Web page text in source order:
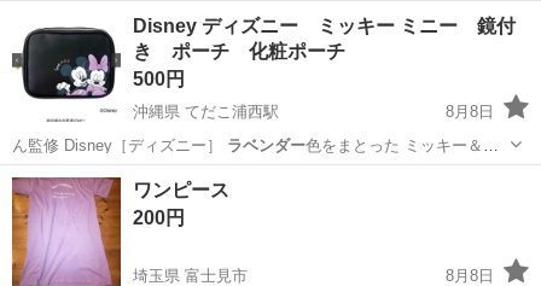
Disney ディズニー ミッキー ミニー 鏡付
き ポーチ 化粧ポーチ
500円
沖縄県 てだこ浦西駅
8月8日
ん監修 Disney［ディズニー］ ラベンダー色をまとった ミッキー＆ミ
ニーデザイ…
沖縄 中頭郡 てだこ浦西駅
ワンピース
200円
埼玉県 富士見市
8月8日